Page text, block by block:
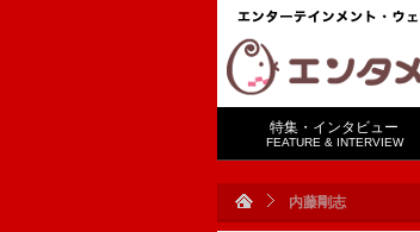
特集・インタビュー
FEATURE & INTERVIEW
内藤剛志